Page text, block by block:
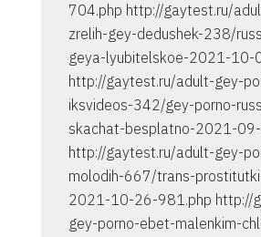
704.php http://gaytest.ru/
zrelih-gey-dedushek-238/
geya-lyubitelskoe-2021-10-
http://gaytest.ru/adult-gey-
iksvideos-342/gey-porno-
skachat-besplatno-2021-
http://gaytest.ru/adult-gey-
molodih-667/trans-
2021-10-26-981.php http://
gey-porno-ebet-malenkim-